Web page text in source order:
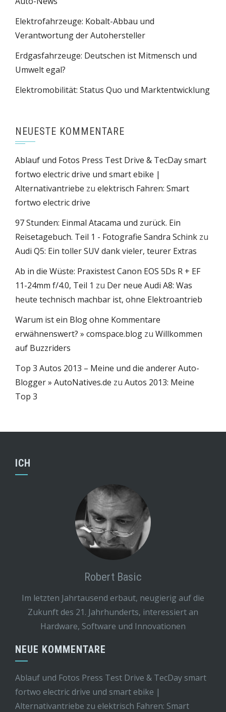
Elektrofahrzeuge: Kobalt-Abbau und
Verantwortung der Autohersteller
Erdgasfahrzeuge: Deutschen ist Mitmensch und
Umwelt egal?
Elektromobilität: Status Quo und Marktentwicklung
NEUESTE KOMMENTARE
Ablauf und Fotos Press Test Drive & TecDay smart
fortwo electric drive und smart ebike |
Alternativantriebe zu elektrisch Fahren: Smart
fortwo electric drive
97 Stunden: Einmal Atacama und zurück. Ein
Reisetagebuch. Teil 1 - Fotografie Sandra Schink zu
Audi Q5: Ein toller SUV dank vieler, teurer Extras
Ab in die Wüste: Praxistest Canon EOS 5Ds R + EF
11-24mm f/4.0, Teil 1 zu Der neue Audi A8: Was
heute technisch machbar ist, ohne Elektroantrieb
Warum ist ein Blog ohne Kommentare
erwähnenswert? » comspace.blog zu Willkommen
auf Buzzriders
Top 3 Autos 2013 – Meine und die anderer Auto-
Blogger » AutoNatives.de zu Autos 2013: Meine
Top 3
ICH
Robert Basic
Im letzten Jahrtausend erbaut, neugierig auf die
Zukunft des 21. Jahrhunderts, interessiert an
Hardware, Software und Innovationen
NEUE KOMMENTARE
Ablauf und Fotos Press Test Drive & TecDay smart
fortwo electric drive und smart ebike |
Alternativantriebe zu elektrisch Fahren: Smart